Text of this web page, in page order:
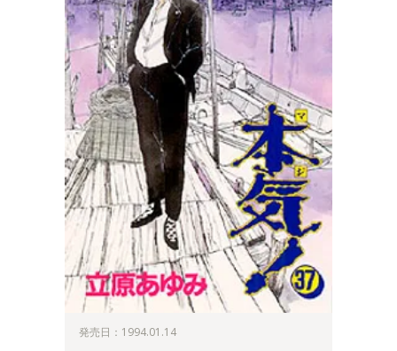
発売日：1994.01.14